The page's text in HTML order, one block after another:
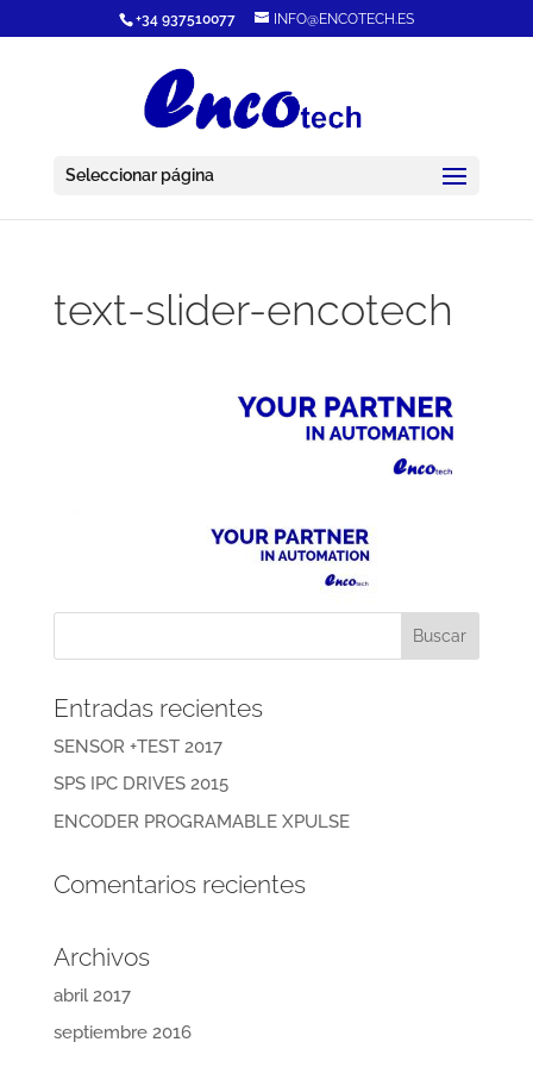
+34 937510077 INFO@ENCOTECH.ES
Seleccionar página
text-slider-encotech
Entradas recientes
SENSOR +TEST 2017
SPS IPC DRIVES 2015
ENCODER PROGRAMABLE XPULSE
Comentarios recientes
Archivos
abril 2017
septiembre 2016